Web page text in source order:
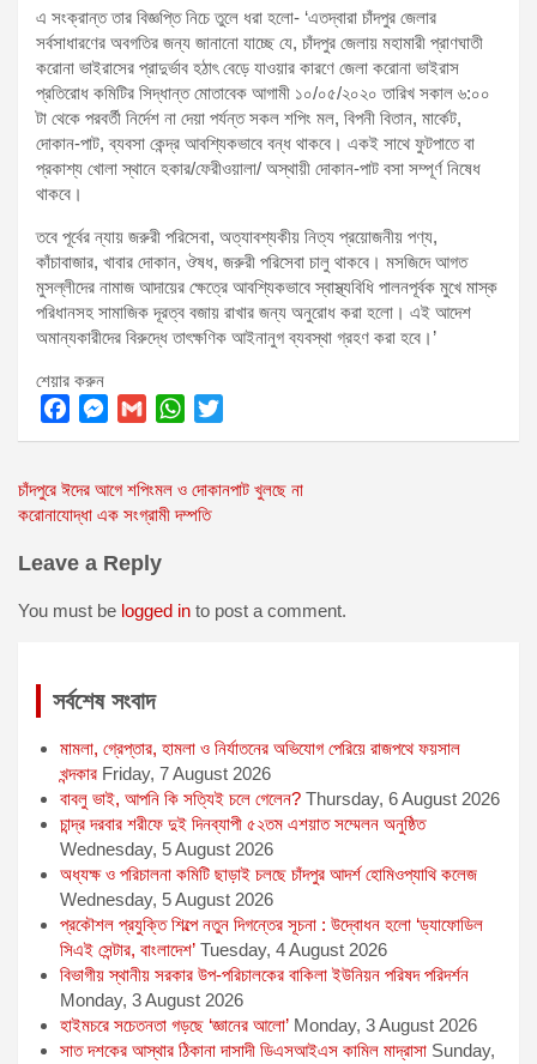
এ সংক্রান্ত তার বিজ্ঞপ্তি নিচে তুলে ধরা হলো- ‘এতদ্বারা চাঁদপুর জেলার
সর্বসাধারণের অবগতির জন্য জানানো যাচ্ছে যে, চাঁদপুর জেলায় মহামারী প্রাণঘাতী
করোনা ভাইরাসের প্রাদুর্ভাব হঠাৎ বেড়ে যাওয়ার কারণে জেলা করোনা ভাইরাস
প্রতিরোধ কমিটির সিদ্ধান্ত মোতাবেক আগামী ১০/০৫/২০২০ তারিখ সকাল ৬:০০
টা থেকে পরবর্তী নির্দেশ না দেয়া পর্যন্ত সকল শপিং মল, বিপনী বিতান, মার্কেট,
দোকান-পাট, ব্যবসা কেন্দ্র আবশ্যিকভাবে বন্ধ থাকবে। একই সাথে ফুটপাতে বা
প্রকাশ্য খোলা স্থানে হকার/ফেরীওয়ালা/ অস্থায়ী দোকান-পাট বসা সম্পূর্ণ নিষেধ
থাকবে।
তবে পূর্বের ন্যায় জরুরী পরিসেবা, অত্যাবশ্যকীয় নিত্য প্রয়োজনীয় পণ্য,
কাঁচাবাজার, খাবার দোকান, ঔষধ, জরুরী পরিসেবা চালু থাকবে। মসজিদে আগত
মুসল্লীদের নামাজ আদায়ের ক্ষেত্রে আবশ্যিকভাবে স্বাস্থ্যবিধি পালনপূর্বক মুখে মাস্ক
পরিধানসহ সামাজিক দূরত্ব বজায় রাখার জন্য অনুরোধ করা হলো। এই আদেশ
অমান্যকারীদের বিরুদ্ধে তাৎক্ষণিক আইনানুগ ব্যবস্থা গ্রহণ করা হবে।’
শেয়ার করুন
F
c
e
o
M
s
s
g
G
a
i
W
a
t
A
p
T
i
t
r
Post
navigation
চাঁদপুরে ঈদের আগে শপিংমল ও দোকানপাট খুলছে না
করোনাযোদ্ধা এক সংগ্রামী দম্পতি
Leave a Reply
You must be logged in to post a comment.
সর্বশেষ সংবাদ
মামলা, গ্রেপ্তার, হামলা ও নির্যাতনের অভিযোগ পেরিয়ে রাজপথে ফয়সাল
খন্দকার Friday, 7 August 2026
বাবলু ভাই, আপনি কি সত্যিই চলে গেলেন? Thursday, 6 August 2026
চান্দ্র দরবার শরীফে দুই দিনব্যাপী ৫২তম এশয়াত সম্মেলন অনুষ্ঠিত
Wednesday, 5 August 2026
অধ্যক্ষ ও পরিচালনা কমিটি ছাড়াই চলছে চাঁদপুর আদর্শ হোমিওপ্যাথি কলেজ
Wednesday, 5 August 2026
প্রকৌশল প্রযুক্তি শিল্পে নতুন দিগন্তের সূচনা : উদ্বোধন হলো ‘ড্যাফোডিল
সিএই সেন্টার, বাংলাদেশ’ Tuesday, 4 August 2026
বিভাগীয় স্থানীয় সরকার উপ-পরিচালকের বাকিলা ইউনিয়ন পরিষদ পরিদর্শন
Monday, 3 August 2026
হাইমচরে সচেতনতা গড়ছে ‘জ্ঞানের আলো’ Monday, 3 August 2026
সাত দশকের আস্থার ঠিকানা দাসাদী ডিএসআইএস কামিল মাদ্রাসা Sunday,